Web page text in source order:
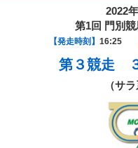
2022
第1回 門別
【発走時刻】 16:25
第３競走
（サ